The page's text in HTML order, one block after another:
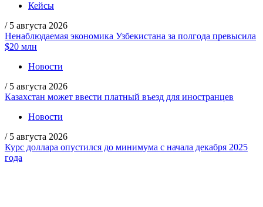
Кейсы
/ 5 августа 2026
Ненаблюдаемая экономика Узбекистана за полгода превысила
$20 млн
Новости
/ 5 августа 2026
Казахстан может ввести платный въезд для иностранцев
Новости
/ 5 августа 2026
Курс доллара опустился до минимума с начала декабря 2025
года